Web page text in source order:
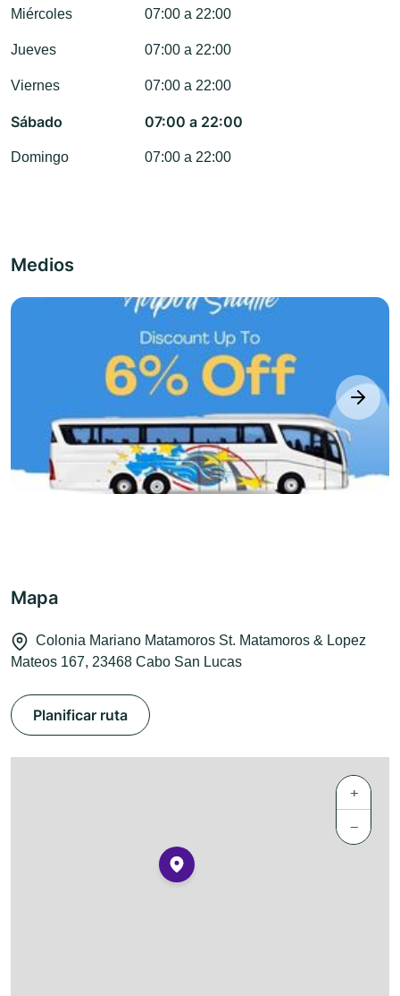
Miércoles 07:00 a 22:00
Jueves 07:00 a 22:00
Viernes 07:00 a 22:00
Sábado 07:00 a 22:00
Domingo 07:00 a 22:00
Medios
next
Mapa
Colonia Mariano Matamoros St. Matamoros & Lopez
Mateos 167, 23468 Cabo San Lucas
Planificar ruta
+
−